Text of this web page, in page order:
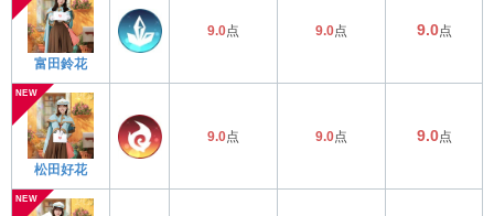
富田鈴花
9.0点 9.0点 9.0点
松田好花
9.0点 9.0点 9.0点